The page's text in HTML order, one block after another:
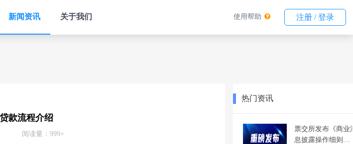
新闻资讯 关于我们 使用帮助 注册 / 登录
款流程介绍
阅读量：999+
热门资讯
票交所发布《商业
息披露操作细则…